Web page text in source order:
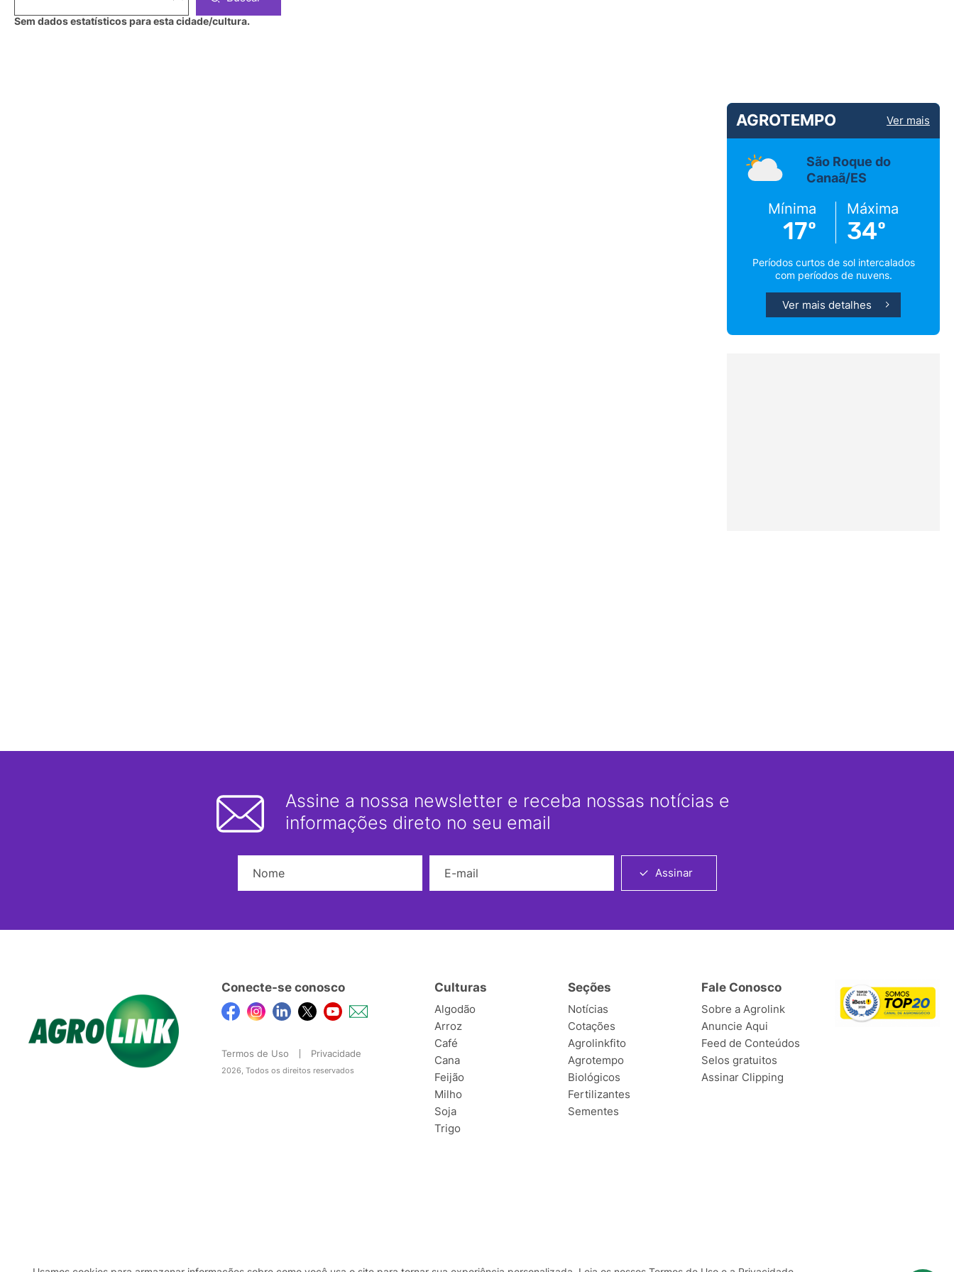
Sem dados estatísticos para esta cidade/cultura.
AGROTEMPO Ver mais
São Roque do
Canaã/ES
Mínima
17º
Máxima
34º
Períodos curtos de sol intercalados
com períodos de nuvens.
Ver mais detalhes
Assine a nossa newsletter e receba nossas notícias e
informações direto no seu email
Assinar
Conecte-se conosco
Termos de Uso Privacidade
2026, Todos os direitos reservados
Culturas
Algodão
Arroz
Café
Cana
Feijão
Milho
Soja
Trigo
Seções
Notícias
Cotações
Agrolinkfito
Agrotempo
Biológicos
Fertilizantes
Sementes
Fale Conosco
Sobre a Agrolink
Anuncie Aqui
Feed de Conteúdos
Selos gratuitos
Assinar Clipping